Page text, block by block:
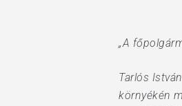
„A
Tarlós
környékén